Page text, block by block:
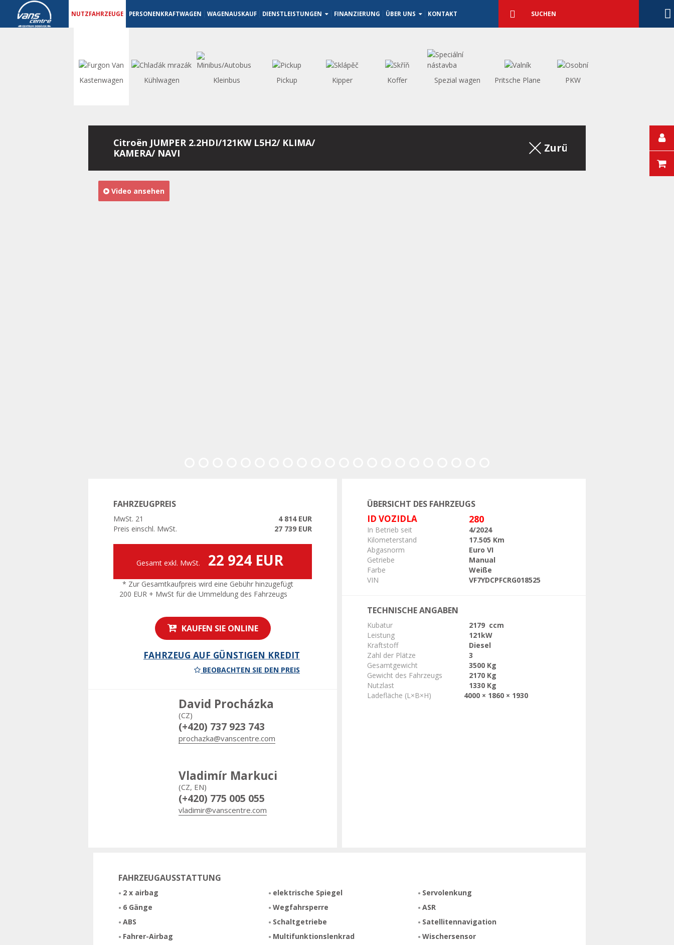
Nutzfahrzeuge - Vanscentre
NUTZFAHRZEUGE PERSONENKRAFTWAGEN WAGENAUSKAUF DIENSTLEISTUNGEN FINANZIERUNG ÜBER UNS KONTAKT Suche Suchen
Kastenwagen Kühlwagen Kleinbus Pickup Kipper Koffer Spezial wagen Pritsche Plane PKW
Citroën JUMPER 2.2HDI/121KW L5H2/ KLIMA/
KAMERA/ NAVI
Zurück zum Auszug
Video ansehen
FAHRZEUGPREIS
MwSt. 21
4 814 EUR
Preis einschl. MwSt.
27 739 EUR
Gesamt exkl. MwSt. 22 924 EUR
* Zur Gesamtkaufpreis wird eine Gebühr hinzugefügt
200 EUR + MwSt für die Ummeldung des Fahrzeugs
KAUFEN SIE ONLINE
FAHRZEUG AUF GÜNSTIGEN KREDIT
BEOBACHTEN SIE DEN PREIS
David Procházka
(CZ)
(+420) 737 923 743
prochazka@vanscentre.com
Vladimír Markuci
(CZ, EN)
(+420) 775 005 055
vladimir@vanscentre.com
ÜBERSICHT DES FAHRZEUGS
ID VOZIDLA 280
In Betrieb seit
4/2024
Kilometerstand
17.505 Km
Abgasnorm
Euro VI
Getriebe
Manual
Farbe
Weiße
VIN
VF7YDCPFCRG018525
TECHNISCHE ANGABEN
Kubatur
2179 ccm
Leistung
121kW
Kraftstoff
Diesel
Zahl der Plätze
3
Gesamtgewicht
3500 Kg
Gewicht des Fahrzeugs
2170 Kg
Nutzlast
1330 Kg
Ladefläche (L×B×H)
4000 × 1860 × 1930
FAHRZEUGAUSSTATTUNG
2 x airbag
6 Gänge
ABS
Fahrer-Airbag
elektrische Spiegel
Wegfahrsperre
Schaltgetriebe
Multifunktionslenkrad
Servolenkung
ASR
Satellitennavigation
Wischersensor